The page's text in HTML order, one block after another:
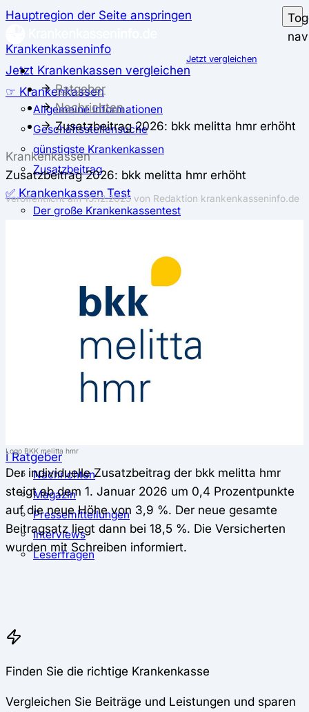
Hauptregion der Seite anspringen
Krankenkasseninfo
Jetzt Krankenkassen vergleichen
☞ Krankenkassen
Allgemeine Informationen
Geschäftsstellensuche
günstigste Krankenkassen
Zusatzbeitrag
✅ Krankenkassen Test
Der große Krankenkassentest
Test für Schwangere und junge Eltern
Test für Selbstständige
⚖️ Vergleich & Rechner
Krankenkassenvergleich
Krankenkassenrechner
Krankenkassenwechsel
ℹ Ratgeber
Nachrichten
Magazin
Pressemitteilungen
Interviews
Leserfragen
Jetzt vergleichen
Ratgeber
Nachrichten
Zusatzbeitrag 2026: bkk melitta hmr erhöht
Krankenkassen
Zusatzbeitrag 2026: bkk melitta hmr erhöht
veröffentlicht am15.12.2025 von Redaktion krankenkasseninfo.de
Logo BKK melitta hmr
Der individuelle Zusatzbeitrag der bkk melitta hmr
steigt ab dem 1. Januar 2026 um 0,4 Prozentpunkte
auf die neue Höhe von 3,9 %. Der neue gesamte
Beitragsatz liegt dann bei 18,5 %. Die Versicherten
wurden mit Schreiben informiert.
Finden Sie die richtige Krankenkasse
Vergleichen Sie Beiträge und Leistungen und sparen